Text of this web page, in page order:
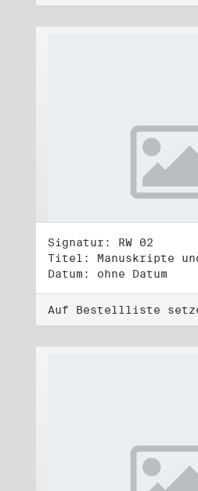
Signatur: RW 02
Datum: ohne Datum
Auf Bestellliste